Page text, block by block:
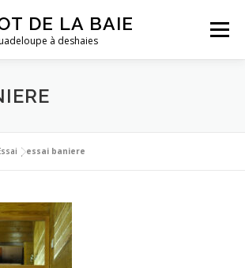
DE LA BAIE
à deshaies
Menu
LOCATIONS
TARIFS
|essai baniere